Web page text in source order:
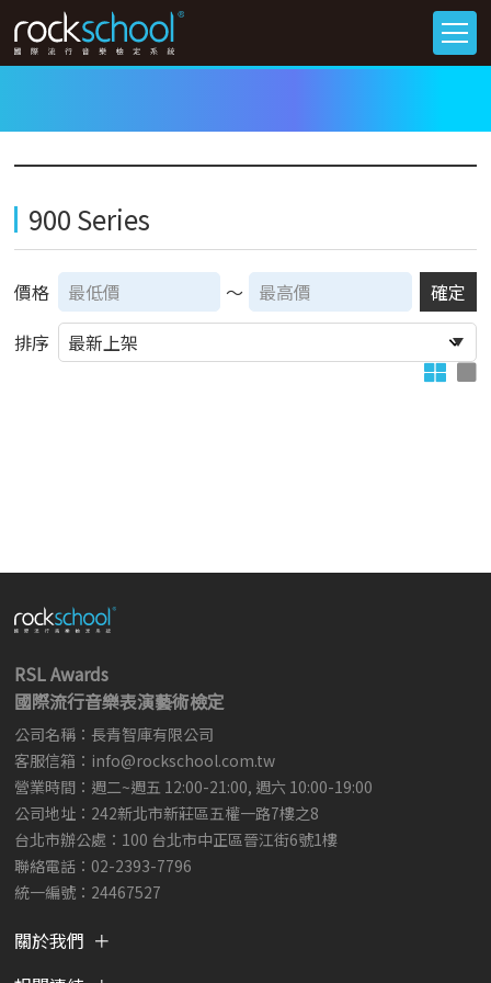
900 Series
價格 ～
確定
排序
RSL Awards
國際流行音樂表演藝術檢定
公司名稱：長青智庫有限公司
客服信箱： info@rockschool.com.tw ​
營業時間：週二~週五 12:00-21:00, 週六 10:00-19:00
公司地址：242新北市新莊區五權一路7樓之8
台北市辦公處：100 台北市中正區晉江街6號1樓
聯絡電話：02-2393-7796
統一編號：24467527
關於我們